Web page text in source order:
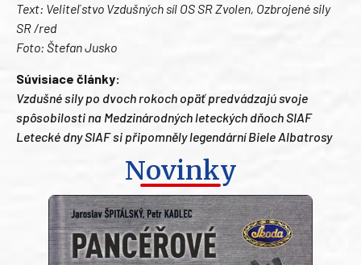
Text: Veliteľstvo Vzdušných síl OS SR Zvolen, Ozbrojené sily
SR /red
Foto: Štefan Jusko
Súvisiace články:
Vzdušné sily po dvoch rokoch opäť predvádzajú svoje
spôsobilosti na Medzinárodných leteckých dňoch SIAF
Letecké dny SIAF si připomněly legendární Biele Albatrosy
Novinky